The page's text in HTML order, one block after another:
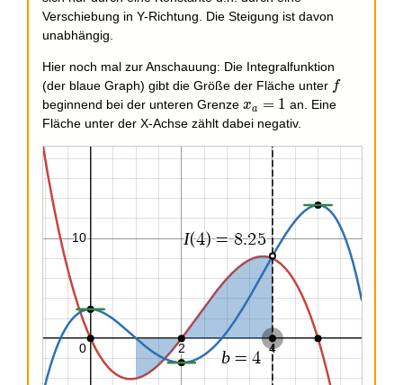
Verschiebung in Y-Richtung. Die Steigung ist davon
unabhängig.
Hier noch mal zur Anschauung: Die Integralfunktion
(der blaue Graph) gibt die Größe der Fläche unter ff
beginnend bei der unteren Grenze x_a
= 1
xa = 1 an. Eine
Fläche unter der X-Achse zählt dabei negativ.